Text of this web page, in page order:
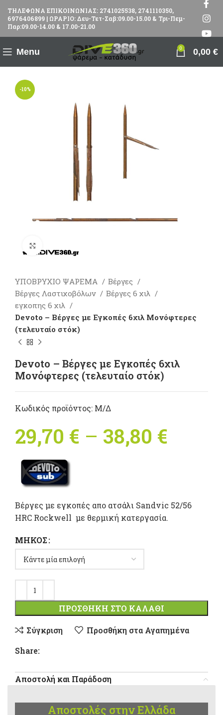
ΤΗΛΕΦΩΝΑ ΕΠΙΚΟΙΝΩΝΙΑΣ: 2741025538, 2741110350,
6976406899 | ΩΡΑΡΙΟ: Δευ-Τετ-Σαβ:09.00-15.00 & Τρι-Πεμ-
Παρ:09.00-14.00 & 17.00-21.00
Menu 0 0,00 €
-10%
ΥΠΟΒΡΥΧΙΟ ΨΑΡΕΜΑ
Βέργες
Βέργες Λαστιχοβόλων
Βέργες 6 χιλ
εγκοπης 6 χιλ
Devoto – Βέργες με Εγκοπές 6χιλ Μονόφτερες
(τελευταίο στόκ)
Devoto – Βέργες με Εγκοπές 6χιλ
Μονόφτερες (τελευταίο στόκ)
Κωδικός προϊόντος: Μ/Δ
29,70 € – 38,80 €
Βέργες με εγκοπές απο ατσάλι Sandvic 52/56
HRC Rockwell με θερμική κατεργασία.
ΜΉΚΟΣ
ΠΡΟΣΘΉΚΗ ΣΤΟ ΚΑΛΆΘΙ
Σύγκριση
Προσθήκη στα Αγαπημένα
Share:
Αποστολή και Παράδοση
Αποστολές στην Ελλάδα